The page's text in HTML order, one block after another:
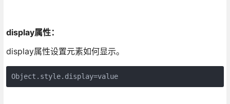
display属性：
display属性设置元素如何显示。
Object.style.display=value